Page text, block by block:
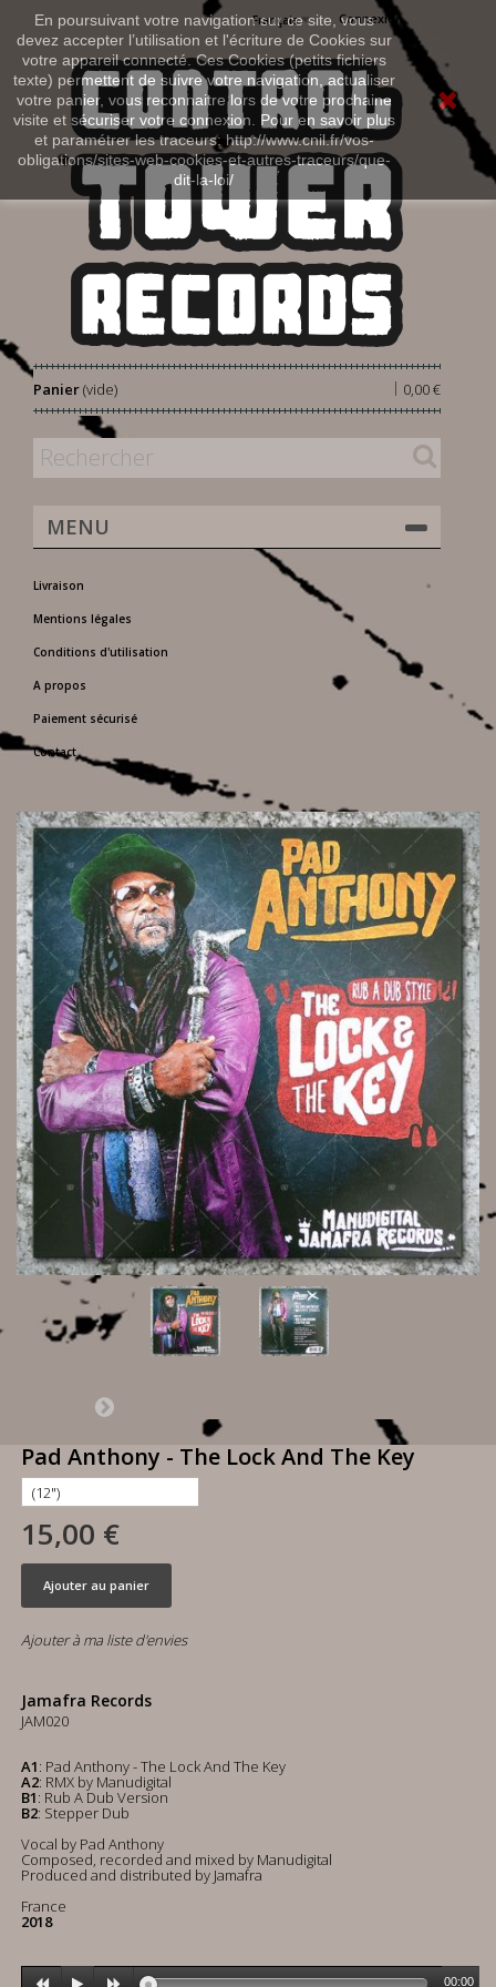
En poursuivant votre navigation sur ce site, vous
devez accepter l’utilisation et l'écriture de Cookies sur
votre appareil connecté. Ces Cookies (petits fichiers
texte) permettent de suivre votre navigation, actualiser
votre panier, vous reconnaitre lors de votre prochaine
visite et sécuriser votre connexion. Pour en savoir plus
et paramétrer les traceurs: http://www.cnil.fr/vos-
obligations/sites-web-cookies-et-autres-traceurs/que-
dit-la-loi/
Connexion
Français
Panier 0,00 €
|
(vide)
MENU
Livraison
Mentions légales
Conditions d'utilisation
A propos
Paiement sécurisé
Contact
Pad Anthony - The Lock And The Key
15,00 €
Ajouter au panier
Ajouter à ma liste d'envies
Jamafra Records
JAM020
A1: Pad Anthony - The Lock And The Key
A2: RMX by Manudigital
B1: Rub A Dub Version
B2: Stepper Dub
Vocal by Pad Anthony
Composed, recorded and mixed by Manudigital
Produced and distributed by Jamafra
France
2018
00:00